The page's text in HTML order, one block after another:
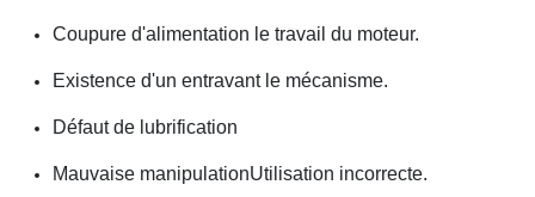
Coupure d'alimentation le travail du moteur.
Existence d'un entravant le mécanisme.
Défaut de lubrification
Mauvaise manipulationUtilisation incorrecte.